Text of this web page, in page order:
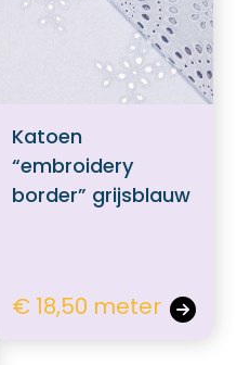
Katoen
“embroidery
border” grijsblauw
€ 18,50 meter